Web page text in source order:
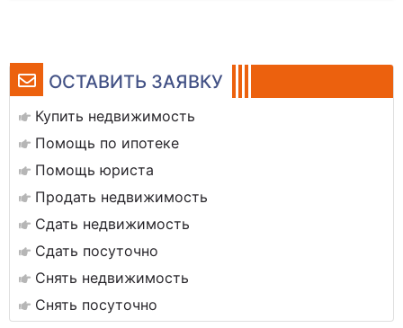
ОСТАВИТЬ ЗАЯВКУ
Купить недвижимость
Помощь по ипотеке
Помощь юриста
Продать недвижимость
Сдать недвижимость
Сдать посуточно
Снять недвижимость
Снять посуточно